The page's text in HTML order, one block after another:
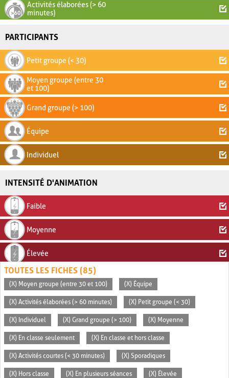
Activités élaborées (> 60
minutes)
PARTICIPANTS
Petit groupe (< 30)
Moyen groupe (entre 30
et 100)
Grand groupe (> 100)
Équipe
Individuel
INTENSITÉ D'ANIMATION
Faible
Moyenne
Élevée
TOUTES LES FICHES (85)
(X) Moyen groupe (entre 30 et 100) (X) Équipe
(X) Activités élaborées (> 60 minutes) (X) Petit groupe (< 30)
(X) Individuel (X) Grand groupe (> 100) (X) Moyenne
(X) En classe seulement (X) En classe et hors classe
(X) Activités courtes (< 30 minutes) (X) Sporadiques
(X) Hors classe (X) En plusieurs séances (X) Élevée